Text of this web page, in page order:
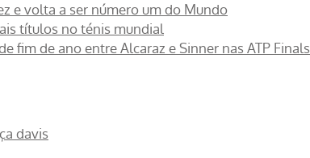
e volta a ser número um do Mundo
títulos no ténis mundial
fim de ano entre Alcaraz e Sinner nas ATP Finals
davis